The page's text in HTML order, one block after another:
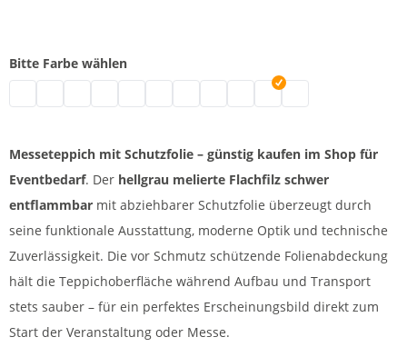
Bitte Farbe wählen
Flachfilz B1 mit Folienabdeckung | weiß
Flachfilz B1 mit Folie | grün
Flachfilz B1 für Aussen und Innen |
Eventteppich | rot
Flachfilz B1 Outdoor und
Messeteppich mit
Flachfilz B1
Messeteppich mit Schutzfolie – günstig kaufen im Shop für
Eventbedarf. Der hellgrau melierte Flachfilz schwer
entflammbar mit abziehbarer Schutzfolie überzeugt durch
seine funktionale Ausstattung, moderne Optik und technische
Zuverlässigkeit. Die vor Schmutz schützende Folienabdeckung
hält die Teppichoberfläche während Aufbau und Transport
stets sauber – für ein perfektes Erscheinungsbild direkt zum
Start der Veranstaltung oder Messe.